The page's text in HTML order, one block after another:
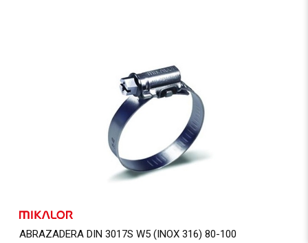
ABRAZADERA DIN 3017S W5 (INOX 316) 80-100